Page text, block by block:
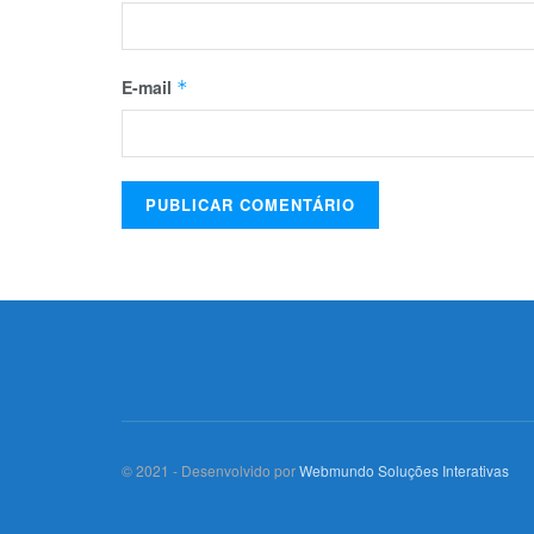
E-mail *
© 2021 - Desenvolvido porWebmundo Soluções Interativas